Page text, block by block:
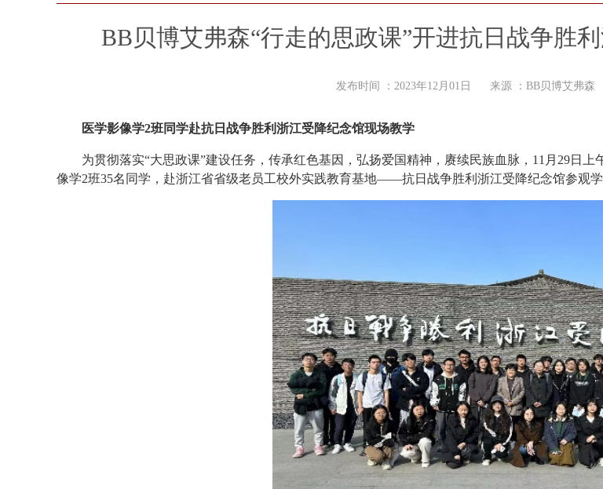
BB贝博艾弗森“行走的思政课”开进抗日战争胜
发布时间 ：2023年12月01日 来源 ：BB贝博艾
医学影像学2班同学赴抗日战争胜利浙江受降纪念馆现场教学
为贯彻落实“大思政课”建设任务，传承红色基因，弘扬爱国精神，赓续民族血脉，11月29日
像学2班35名同学，赴浙江省省级老员工校外实践教育基地——抗日战争胜利浙江受降纪念馆参观学